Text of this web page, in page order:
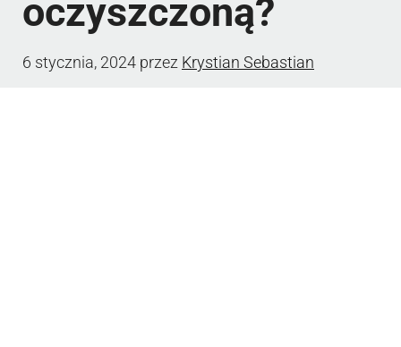
oczyszczoną?
6 stycznia, 2024 przez Krystian Sebastian